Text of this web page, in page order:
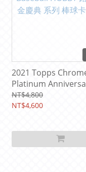
2021 Topps
Platinum
Baseball HOBBY 鉻
慶典 系列 棒球卡 卡盒
NT$4,800
NT$4,600